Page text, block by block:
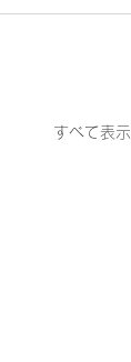
すべて表示